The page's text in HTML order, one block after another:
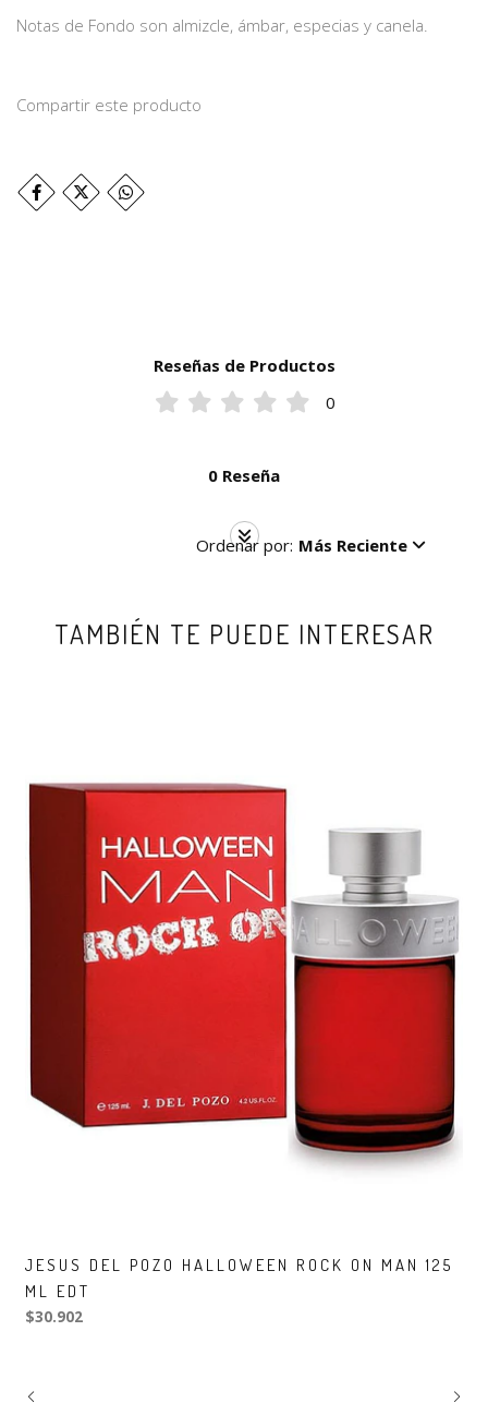
Notas de Fondo son almizcle, ámbar, especias y canela.
Compartir este producto
Reseñas de Productos
0
0 Reseña
Ordenar por: Más Reciente
TAMBIÉN TE PUEDE INTERESAR
JESUS DEL POZO HALLOWEEN ROCK ON MAN 125
ML EDT
$30.902